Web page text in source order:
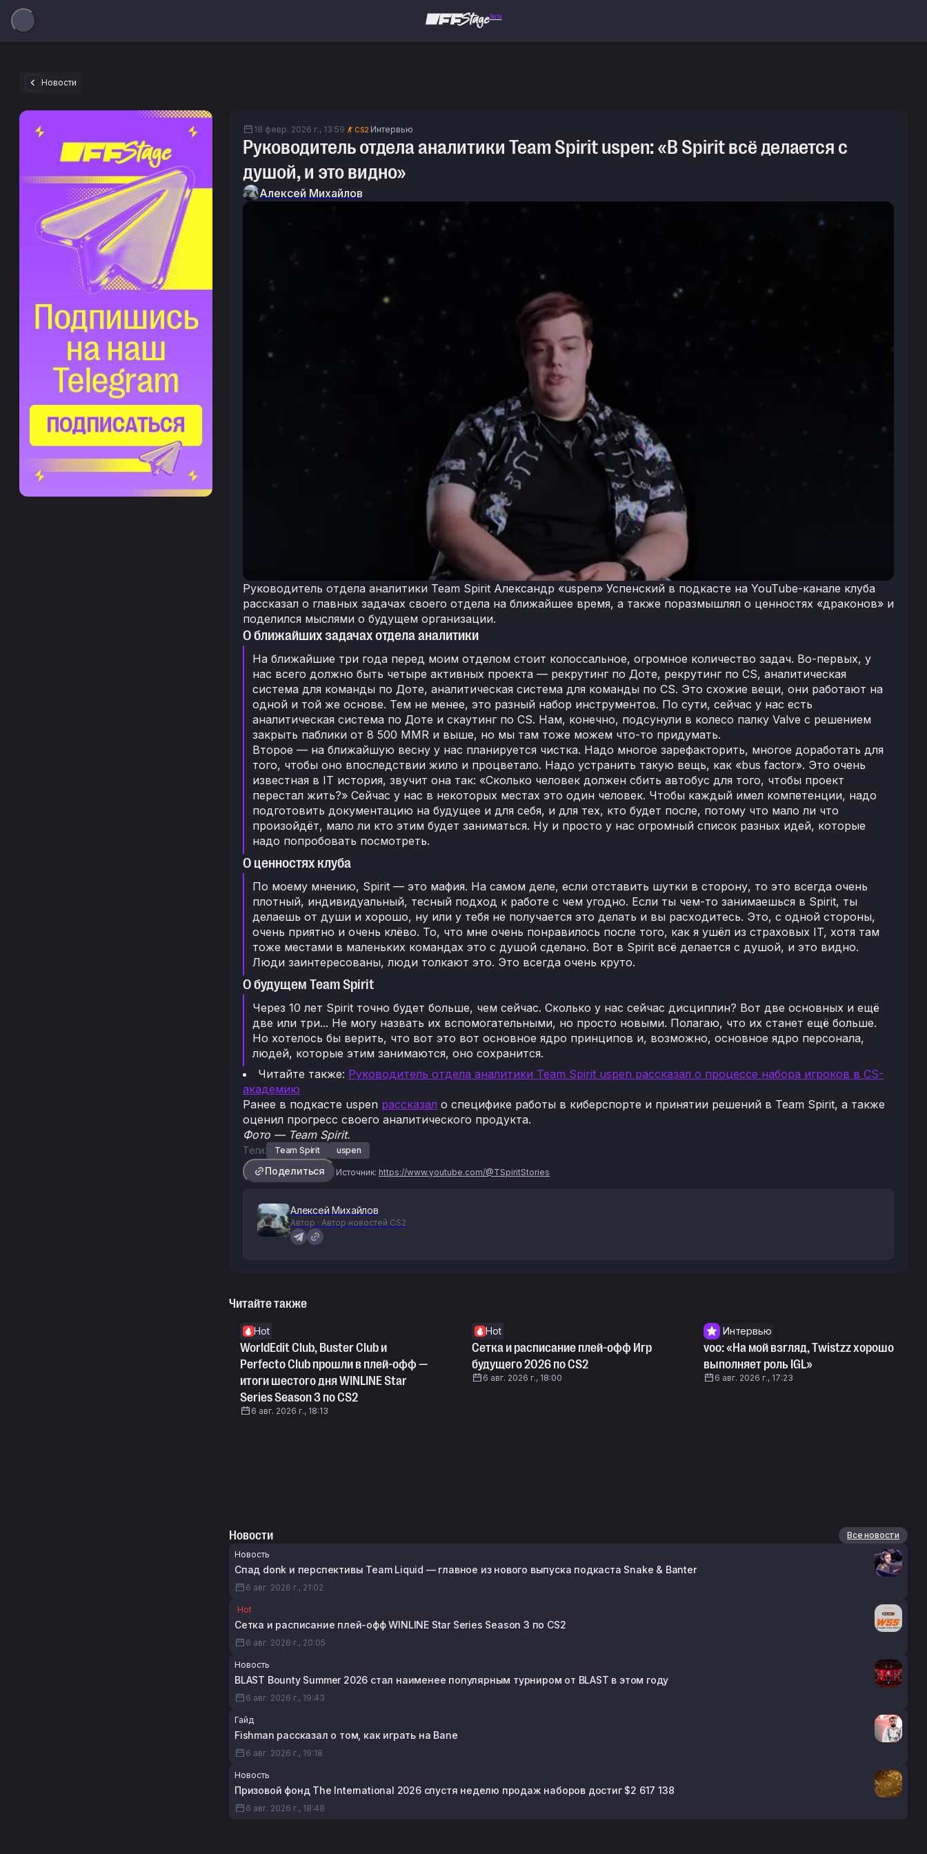
Beta
Новости
18 февр. 2026 г., 13:59 CS2 Интервью
Руководитель отдела аналитики Team Spirit uspen: «В Spirit всё делается с
душой, и это видно»
Алексей Михайлов
Руководитель отдела аналитики Team Spirit Александр «uspen» Успенский в подкасте на YouTube-канале клуба
рассказал о главных задачах своего отдела на ближайшее время, а также поразмышлял о ценностях «драконов» и
поделился мыслями о будущем организации.
О ближайших задачах отдела аналитики
На ближайшие три года перед моим отделом стоит колоссальное, огромное количество задач. Во-первых, у
нас всего должно быть четыре активных проекта — рекрутинг по Доте, рекрутинг по CS, аналитическая
система для команды по Доте, аналитическая система для команды по CS. Это схожие вещи, они работают на
одной и той же основе. Тем не менее, это разный набор инструментов. По сути, сейчас у нас есть
аналитическая система по Доте и скаутинг по CS. Нам, конечно, подсунули в колесо палку Valve с решением
закрыть паблики от 8 500 MMR и выше, но мы там тоже можем что-то придумать.
Второе — на ближайшую весну у нас планируется чистка. Надо многое зарефакторить, многое доработать для
того, чтобы оно впоследствии жило и процветало. Надо устранить такую вещь, как «bus factor». Это очень
известная в IT история, звучит она так: «Сколько человек должен сбить автобус для того, чтобы проект
перестал жить?» Сейчас у нас в некоторых местах это один человек. Чтобы каждый имел компетенции, надо
подготовить документацию на будущее и для себя, и для тех, кто будет после, потому что мало ли что
произойдёт, мало ли кто этим будет заниматься. Ну и просто у нас огромный список разных идей, которые
надо попробовать посмотреть.
О ценностях клуба
По моему мнению, Spirit — это мафия. На самом деле, если отставить шутки в сторону, то это всегда очень
плотный, индивидуальный, тесный подход к работе с чем угодно. Если ты чем-то занимаешься в Spirit, ты
делаешь от души и хорошо, ну или у тебя не получается это делать и вы расходитесь. Это, с одной стороны,
очень приятно и очень клёво. То, что мне очень понравилось после того, как я ушёл из страховых IT, хотя там
тоже местами в маленьких командах это с душой сделано. Вот в Spirit всё делается с душой, и это видно.
Люди заинтересованы, люди толкают это. Это всегда очень круто.
О будущем Team Spirit
Через 10 лет Spirit точно будет больше, чем сейчас. Сколько у нас сейчас дисциплин? Вот две основных и ещё
две или три... Не могу назвать их вспомогательными, но просто новыми. Полагаю, что их станет ещё больше.
Но хотелось бы верить, что вот это вот основное ядро принципов и, возможно, основное ядро персонала,
людей, которые этим занимаются, оно сохранится.
Читайте также: Руководитель отдела аналитики Team Spirit uspen рассказал о процессе набора игроков в CS-
академию
Ранее в подкасте uspen рассказал о специфике работы в киберспорте и принятии решений в Team Spirit, а также
оценил прогресс своего аналитического продукта.
Фото — Team Spirit.
Теги: Team Spirit uspen
Поделиться Источник: https://www.youtube.com/@TSpiritStories
Алексей Михайлов
Автор · Автор новостей CS2
Читайте также
Hot
WorldEdit Club, Buster Club и
Perfecto Club прошли в плей-офф —
итоги шестого дня WINLINE Star
Series Season 3 по CS2
6 авг. 2026 г., 18:13
Hot
Сетка и расписание плей-офф Игр
будущего 2026 по CS2
6 авг. 2026 г., 18:00
Интервью
voo: «На мой взгляд, Twistzz хорошо
выполняет роль IGL»
6 авг. 2026 г., 17:23
Новости
Все новости
Новость
Спад donk и перспективы Team Liquid — главное из нового выпуска подкаста Snake & Banter
6 авг. 2026 г., 21:02
Hot
Сетка и расписание плей-офф WINLINE Star Series Season 3 по CS2
6 авг. 2026 г., 20:05
Новость
BLAST Bounty Summer 2026 стал наименее популярным турниром от BLAST в этом году
6 авг. 2026 г., 19:43
Гайд
Fishman рассказал о том, как играть на Bane
6 авг. 2026 г., 19:18
Новость
Призовой фонд The International 2026 спустя неделю продаж наборов достиг $2 617 138
6 авг. 2026 г., 18:48